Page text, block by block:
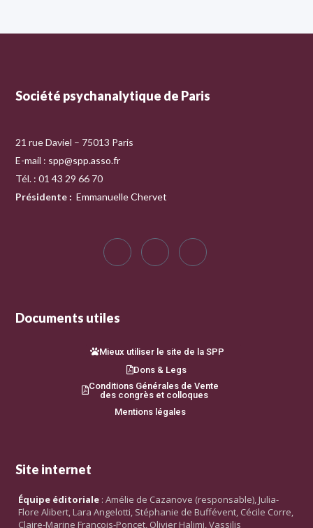
Société psychanalytique de Paris
21 rue Daviel – 75013 Paris
E-mail : spp@spp.asso.fr
Tél. : 01 43 29 66 70
Présidente : Emmanuelle Chervet
Documents utiles
Mieux utiliser le site de la SPP
Dons & Legs
Conditions Générales de Vente
des congrès et colloques
Mentions légales
Site internet
Équipe éditoriale : Amélie de Cazanove (responsable), Julia-
Flore Alibert, Lara Angelotti, Stéphanie de Buffévent, Cécile Corre,
Claire-Marine François-Poncet, Olivier Halimi, Vassilis